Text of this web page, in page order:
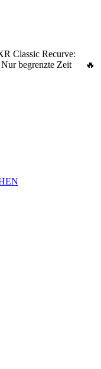
Classic Recurve:
Nur begrenzte Zeit 🔥